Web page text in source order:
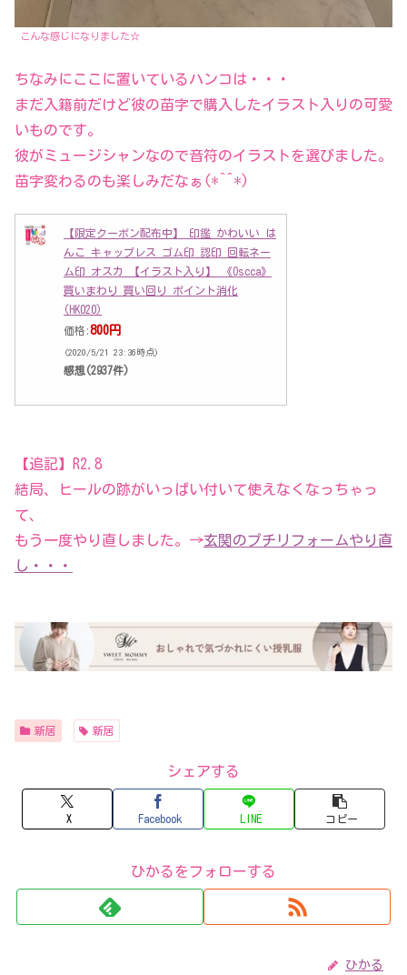
こんな感じになりました☆
ちなみにここに置いているハンコは・・・
まだ入籍前だけど彼の苗字で購入したイラスト入りの可愛
いものです。
彼がミュージシャンなので音符のイラストを選びました。
苗字変わるのも楽しみだなぁ(*^^*)
【限定クーポン配布中】 印鑑 かわいい は
んこ キャップレス ゴム印 認印 回転ネー
ム印 オスカ 【イラスト入り】 《Oscca》
買いまわり 買い回り ポイント消化
(HK020)
価格:800円
(2020/5/21 23:36時点)
感想(2937件)
【追記】R2.8
結局、ヒールの跡がいっぱい付いて使えなくなっちゃっ
て、
もう一度やり直しました。→玄関のプチリフォームやり直
し・・・
新居 新居
シェアする
X Facebook LINE コピー
ひかるをフォローする
ひかる